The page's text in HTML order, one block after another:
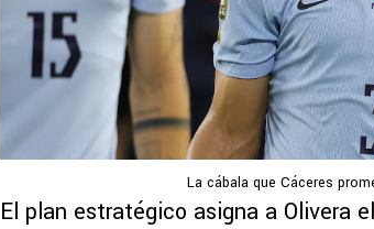
La cábala que Cáceres
El plan estratégico asigna a Olivera